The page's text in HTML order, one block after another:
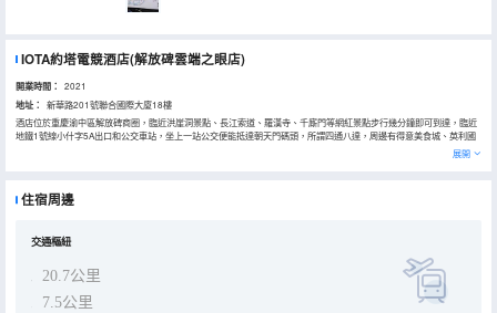
IOTA約塔電競酒店(解放碑雲端之眼店)
開業時間： 2021
地址：
新華路201號聯合國際大廈18樓
酒店位於重慶渝中區解放碑商圈，臨近洪崖洞景點、長江索道、羅漢寺、千廝門等網紅景點步行幾分鐘即可到達，臨近
地鐵1號線小什字5A出口和公交車站，坐上一站公交便能抵達朝天門碼頭，所謂四通八達，周邊有得意美食城、英利國
際購物中心、八一廣場、重慶百貨大樓、美美時代廣場、大都會商廈等不少購物中心、休閒娛樂中心等用餐休閒場所。
務相得益彰，許你一場觸覺、視覺的體驗。
展開
住宿周邊
交通樞紐
20.7公里
7.5公里